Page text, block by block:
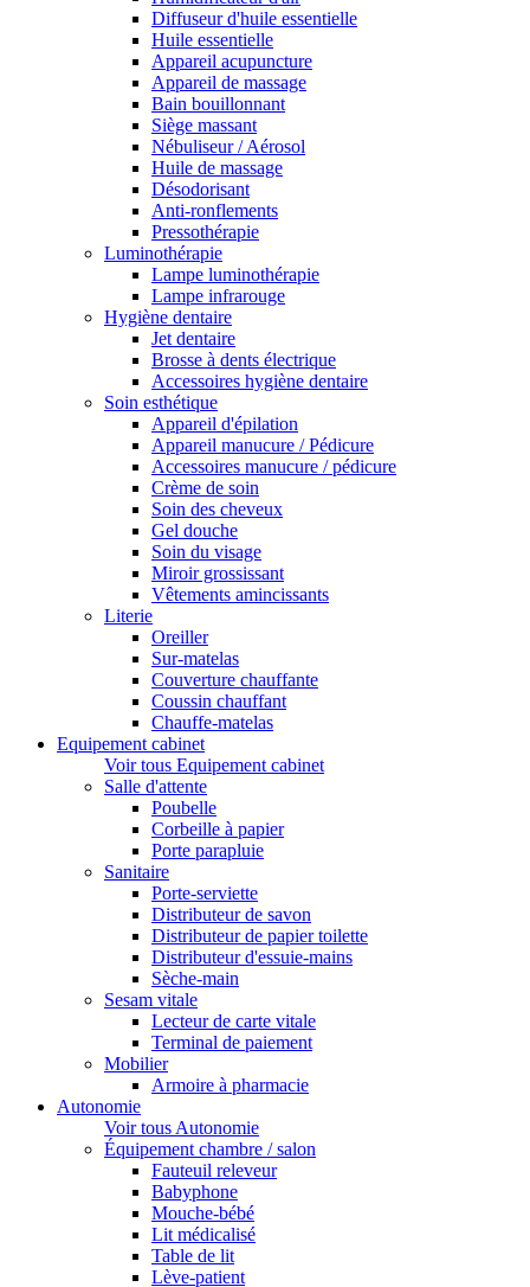
Diffuseur d'huile essentielle
Huile essentielle
Appareil acupuncture
Appareil de massage
Bain bouillonnant
Siège massant
Nébuliseur / Aérosol
Huile de massage
Désodorisant
Anti-ronflements
Pressothérapie
Luminothérapie
Lampe luminothérapie
Lampe infrarouge
Hygiène dentaire
Jet dentaire
Brosse à dents électrique
Accessoires hygiène dentaire
Soin esthétique
Appareil d'épilation
Appareil manucure / Pédicure
Accessoires manucure / pédicure
Crème de soin
Soin des cheveux
Gel douche
Soin du visage
Miroir grossissant
Vêtements amincissants
Literie
Oreiller
Sur-matelas
Couverture chauffante
Coussin chauffant
Chauffe-matelas
Equipement cabinet
Voir tous Equipement cabinet
Salle d'attente
Poubelle
Corbeille à papier
Porte parapluie
Sanitaire
Porte-serviette
Distributeur de savon
Distributeur de papier toilette
Distributeur d'essuie-mains
Sèche-main
Sesam vitale
Lecteur de carte vitale
Terminal de paiement
Mobilier
Armoire à pharmacie
Autonomie
Voir tous Autonomie
Équipement chambre / salon
Fauteuil releveur
Babyphone
Mouche-bébé
Lit médicalisé
Table de lit
Lève-patient